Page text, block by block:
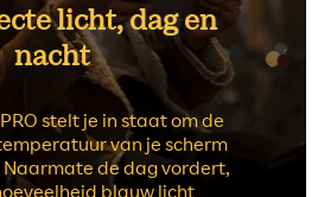
licht, dag en
nacht
stelt je in staat om de
van je scherm
Naarmate de dag vordert,
blauw licht